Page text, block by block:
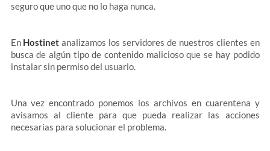
seguro que uno que no lo haga nunca.
En Hostinet analizamos los servidores de nuestros clientes en
busca de algún tipo de contenido malicioso que se hay podido
instalar sin permiso del usuario.
Una vez encontrado ponemos los archivos en cuarentena y
avisamos al cliente para que pueda realizar las acciones
necesarias para solucionar el problema.